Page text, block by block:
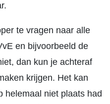
te vragen naar alle
en bijvoorbeeld de
dan kun je achteraf
krijgen. Het kan
helemaal niet plaats had